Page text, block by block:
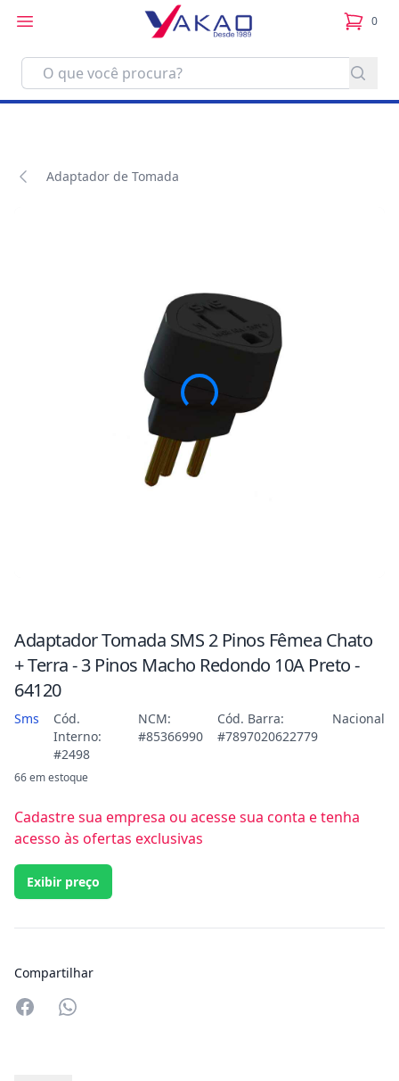
0
itens
Adaptador de Tomada
Adaptador Tomada SMS 2 Pinos Fêmea Chato
+ Terra - 3 Pinos Macho Redondo 10A Preto -
64120
Sms
Cód.
Interno:
#2498
NCM:
#85366990
Cód. Barra:
#7897020622779
Nacional
66 em estoque
Cadastre sua empresa ou acesse sua conta e tenha
acesso às ofertas exclusivas
Exibir preço
Compartilhar
Compartilhar no Whatsapp